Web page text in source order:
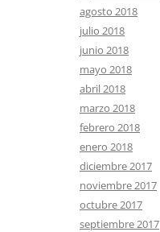
agosto 2018
julio 2018
junio 2018
mayo 2018
abril 2018
marzo 2018
febrero 2018
enero 2018
diciembre 2017
noviembre 2017
octubre 2017
septiembre 2017